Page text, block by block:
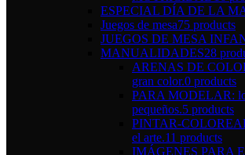
ESPECIAL DÍA DE LA
Juegos de mesa75 products
JUEGOS DE MESA
MANUALIDADES28
ARENAS DE
gran color.0 products
PARA MODELAR:
pequeños.5 products
PINTAR-
el arte.11 products
IMÁGENES PARA